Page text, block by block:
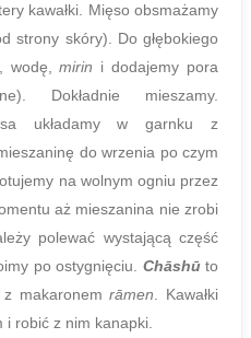
kawałki. Mięso obsmażamy
strony skóry). Do głębokiego
wodę,mirin i dodajemy pora
Dokładnie mieszamy.
układamy w garnku z
do wrzenia po czym
na wolnym ogniu przez
aż mieszanina nie zrobi
polewać wystającą część
po ostygnięciu. Chāshūto
z makaronemrāmen. Kawałki
i robić z nim kanapki.